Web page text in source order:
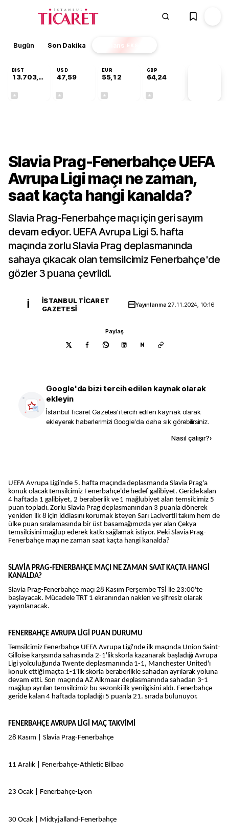
Bugün Son Dakika Finans EKSTRA
BIST
13.703,13
USD
47,59
EUR
55,12
GBP
64,24
Slavia Prag-Fenerbahçe UEFA
Avrupa Ligi maçı ne zaman,
saat kaçta hangi kanalda?
Slavia Prag-Fenerbahçe maçı için geri sayım
devam ediyor. UEFA Avrupa Ligi 5. hafta
maçında zorlu Slavia Prag deplasmanında
sahaya çıkacak olan temsilcimiz Fenerbahçe'de
gözler 3 puana çevrildi.
İ
İSTANBUL TICARET
GAZETESI
Yayınlanma 27.11.2024, 10:16
Paylaş
N
Google'da bizi tercih edilen kaynak olarak
ekleyin
İstanbul Ticaret Gazetesi'i tercih edilen kaynak olarak
ekleyerek haberlerimizi Google'da daha sık görebilirsiniz.
Nasıl çalışır?›
UEFA Avrupa Ligi'nde 5. hafta maçında deplasmanda Slavia Prag'a
konuk olacak temsilcimiz Fenerbahçe'de hedef galibiyet. Geride kalan
4 haftada 1 galibiyet, 2 beraberlik ve 1 mağlubiyet alan temsilcimiz 5
puan topladı. Zorlu Slavia Prag deplasmanından 3 puanla dönerek
yeniden ilk 8 için iddiasını korumak isteyen Sarı Lacivertli takım hem de
ülke puan sıralamasında bir üst basamağımızda yer alan Çekya
temsilcisini mağlup ederek katkı sağlamak istiyor. Peki Slavia Prag-
Fenerbahçe maçı ne zaman saat kaçta hangi kanalda?
SLAVİA PRAG-FENERBAHÇE MAÇI NE ZAMAN SAAT KAÇTA HANGİ
KANALDA?
Slavia Prag-Fenerbahçe maçı 28 Kasım Perşembe TSİ ile 23:00'te
başlayacak. Mücadele TRT 1 ekranından naklen ve şifresiz olarak
yayınlanacak.
FENERBAHÇE AVRUPA LİGİ PUAN DURUMU
Temsilcimiz Fenerbahçe UEFA Avrupa Ligi'nde ilk maçında Union Saint-
Gilloise karşısında sahasında 2-1'lik skorla kazanarak başladığı Avrupa
Ligi yolculuğunda Twente deplasmanında 1-1, Manchester United'ı
konuk ettiği maçta 1-1'lik skorla beraberlikle sahadan ayrılarak yoluna
devam etti. Son maçında AZ Alkmaar deplasmanında sahadan 3-1
mağlup ayrılan temsilcimiz bu sezonki ilk yenilgisini aldı. Fenerbahçe
geride kalan 4 haftada topladığı 5 puanla 21. sırada bulunuyor.
FENERBAHÇE AVRUPA LİGİ MAÇ TAKVİMİ
28 Kasım | Slavia Prag-Fenerbahçe
11 Aralık | Fenerbahçe-Athletic Bilbao
23 Ocak | Fenerbahçe-Lyon
30 Ocak | Midtyjalland-Fenerbahçe